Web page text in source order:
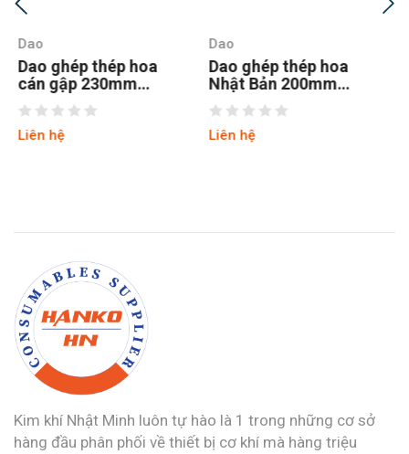
Dao
Dao ghép thép hoa
Nhật Bản 200mm
Sagawa 1091
Liên hệ
Dao
Dao trổ và rọc cáp
stanley 10-779
Liên hệ
Kim khí Nhật Minh luôn tự hào là 1 trong những cơ sở
hàng đầu phân phối về thiết bị cơ khí mà hàng triệu